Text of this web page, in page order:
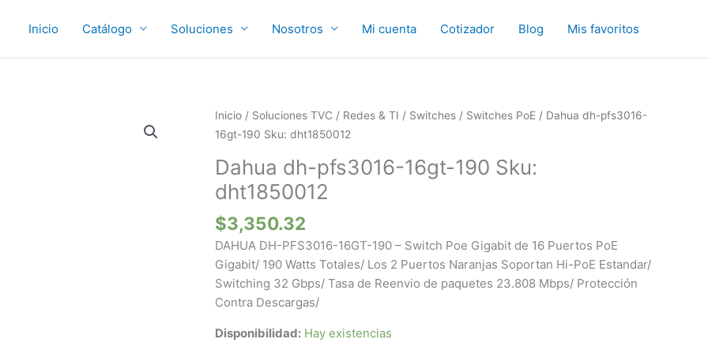
Inicio Catálogo Soluciones Nosotros Mi cuenta Cotizador Blog Mis favoritos
Inicio / Soluciones TVC / Redes & TI / Switches / Switches PoE / Dahua dh-pfs3016-
16gt-190 Sku: dht1850012
Dahua dh-pfs3016-16gt-190 Sku:
dht1850012
$3,350.32
DAHUA DH-PFS3016-16GT-190 – Switch Poe Gigabit de 16 Puertos PoE
Gigabit/ 190 Watts Totales/ Los 2 Puertos Naranjas Soportan Hi-PoE Estandar/
Switching 32 Gbps/ Tasa de Reenvio de paquetes 23.808 Mbps/ Protección
Contra Descargas/
Disponibilidad: Hay existencias
Dahua
dh-
16gt-
190
dht1850012
cantidad